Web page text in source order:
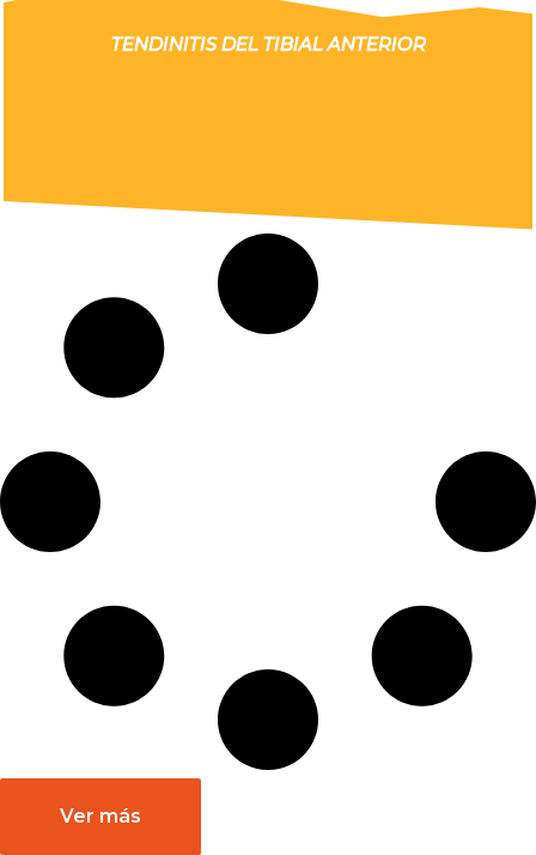
TENDINITIS DEL TIBIAL ANTERIOR
Ver más